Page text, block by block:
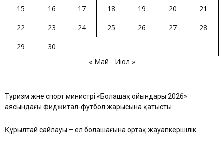
15
16 17 18 19 20
21
22
23 24 25 26 27
28
29
30
« Май
Июл »
Туризм және спорт министрі «Болашақ ойындары 2026»
аясындағы фиджитал-футбол жарысына қатысты
Құрылтай сайлауы – ел болашағына ортақ жауапкершілік